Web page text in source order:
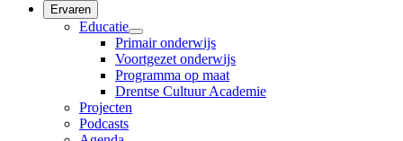
Ervaren
Educatie
Primair onderwijs
Voortgezet onderwijs
Programma op maat
Drentse Cultuur Academie
Projecten
Podcasts